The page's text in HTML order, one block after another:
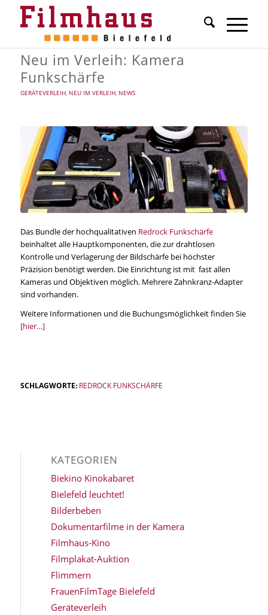
Neu im Verleih: Kamera
Funkschärfe
GERÄTEVERLEIH, NEU IM VERLEIH, NEWS
Das Bundle der hochqualitativen Redrock Funkschärfe
beinhaltet alle Hauptkomponenten, die zur drahtlosen
Kontrolle und Verlagerung der Bildschärfe bei höchster
Präzision benötigt werden. Die Einrichtung ist mit fast allen
Kameras und Objektiven möglich. Mehrere Zahnkranz-Adapter
sind vorhanden.
Weitere Informationen und die Buchungsmöglichkeit finden Sie
[hier…]
SCHLAGWORTE: REDROCK FUNKSCHÄRFE
KATEGORIEN
Biekino Kinokabaret
Bielefeld leuchtet!
Bilderbeben
Dokumentarfilme in der Kamera
Filmhaus-Kino
Filmplakat-Auktion
Flimmern
FrauenFilmTage Bielefeld
Geräteverleih